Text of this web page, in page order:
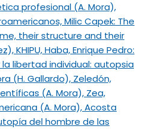
profesional (A. Mora),
Milic Capek: The
their structure and their
KHIPU, Haba, Enrique Pedro:
libertad individual: autopsia
(H. Gallardo), Zeledón,
(A. Mora), Zea,
(A. Mora), Acosta
del hombre de las